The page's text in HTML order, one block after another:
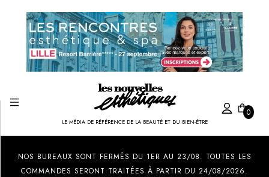
LE MÉDIA DE RÉFÉRENCE DE LA BEAUTÉ ET DU BIEN-ÊTRE
0
NOS BUREAUX SONT FERMÉS DU 1ER AU 23/08. TOUTES LES
COMMANDES SERONT TRAITÉES À PARTIR DU 24/08/2026.